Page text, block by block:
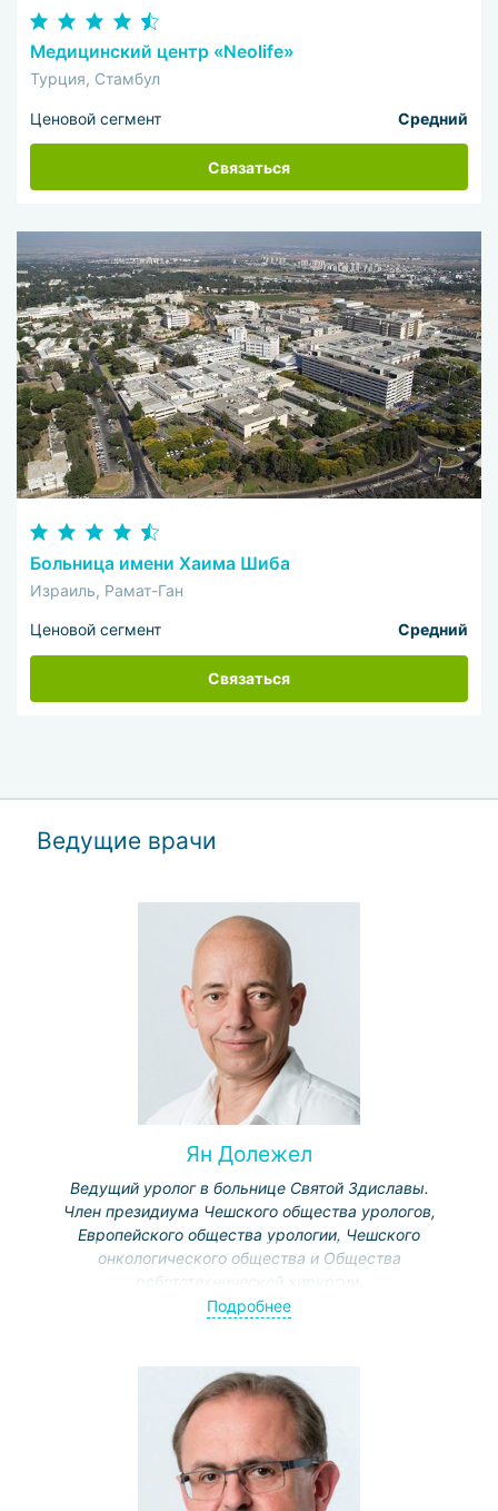
Медицинский центр «Neolife»
Турция, Стамбул
Ценовой сегмент Средний
Связаться
Больница имени Хаима Шиба
Израиль, Рамат-Ган
Ценовой сегмент Средний
Связаться
Ведущие врачи
Ян Долежел
Ведущий уролог в больнице Святой Здиславы.
Член президиума Чешского общества урологов,
Европейского общества урологии, Чешского
онкологического общества и Общества
робототехнической хирургии.
Написал более 100 статей, опубликованных в чешских
Прошел стажировку в Англии, США, Швейцарии и
Германии.
Подробнее